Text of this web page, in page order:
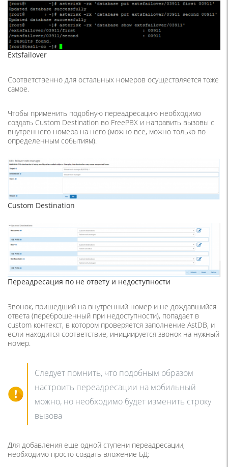
Extsfailover
Соответственно для остальных номеров осуществляется тоже
самое.
Чтобы применить подобную переадресацию необходимо
создать Custom Destination во FreePBX и направить вызовы с
внутреннего номера на него (можно все, можно только по
определенным событиям).
Custom Destination
Переадресация по не ответу и недоступности
Звонок, пришедший на внутренний номер и не дождавшийся
ответа (переброшенный при недоступности), попадает в
custom контекст, в котором проверяется заполнение AstDB, и
если находится соответствие, инициируется звонок на нужный
номер.
Следует помнить, что подобным образом
настроить переадресации на мобильный
можно, но необходимо будет изменить строку
вызова
Для добавления еще одной ступени переадресации,
необходимо просто создать вложение БД: